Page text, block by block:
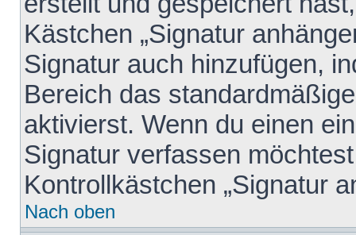
Kästchen „Signatur
Signatur auch hinzufügen,
Bereich das
aktivierst. Wenn du einen
Signatur verfassen
Kontrollkästchen „Signatur
Nach oben